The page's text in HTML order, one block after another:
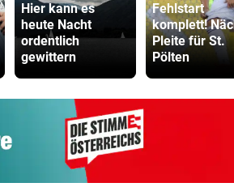
Hier kann es
heute Nacht
ordentlich
gewittern
Fehlstart
komplett!
Pleite für St.
Pölten